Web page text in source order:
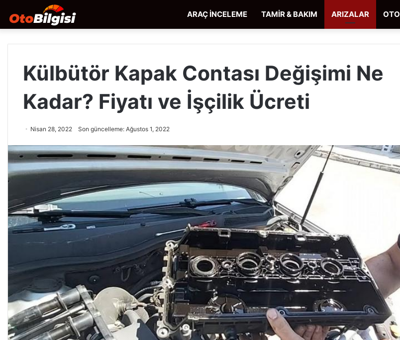
ARAÇ İNCELEME TAMİR & BAKIM ARIZALAR OTO
Külbütör Kapak Contası Değişimi Ne
Kadar? Fiyatı ve İşçilik Ücreti
Nisan 28, 2022 Son güncelleme: Ağustos 1, 2022